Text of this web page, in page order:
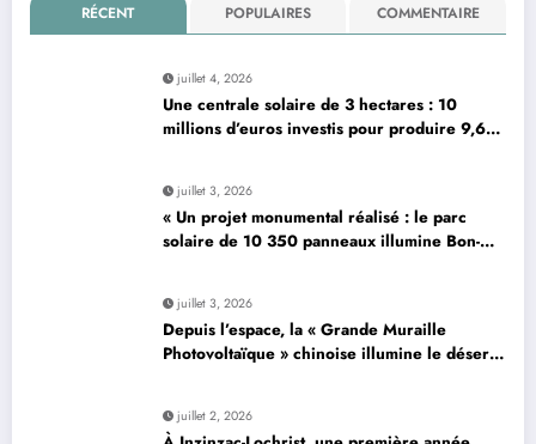
RÉCENT POPULAIRES COMMENTAIRE
juillet 4, 2026
Une centrale solaire de 3 hectares : 10
millions d’euros investis pour produire 9,6
juillet 3, 2026
« Un projet monumental réalisé : le parc
solaire de 10 350 panneaux illumine Bon-…
juillet 3, 2026
Depuis l’espace, la « Grande Muraille
Photovoltaïque » chinoise illumine le désert
juillet 2, 2026